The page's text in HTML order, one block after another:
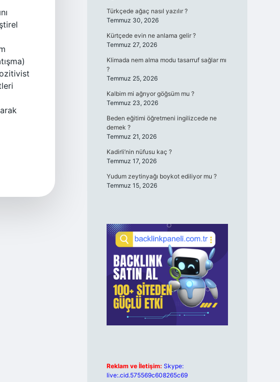
Türkçede ağaç nasıl yazılır ?
Temmuz 30, 2026
Kürtçede evin ne anlama gelir ?
Temmuz 27, 2026
Klimada nem alma modu tasarruf sağlar mı
?
Temmuz 25, 2026
Kalbim mi ağrıyor göğsüm mu ?
Temmuz 23, 2026
Beden eğitimi öğretmeni ingilizcede ne
demek ?
Temmuz 21, 2026
Kadirli’nin nüfusu kaç ?
Temmuz 17, 2026
Yudum zeytinyağı boykot ediliyor mu ?
Temmuz 15, 2026
Reklam ve İletişim: Skype:
live:.cid.575569c608265c69